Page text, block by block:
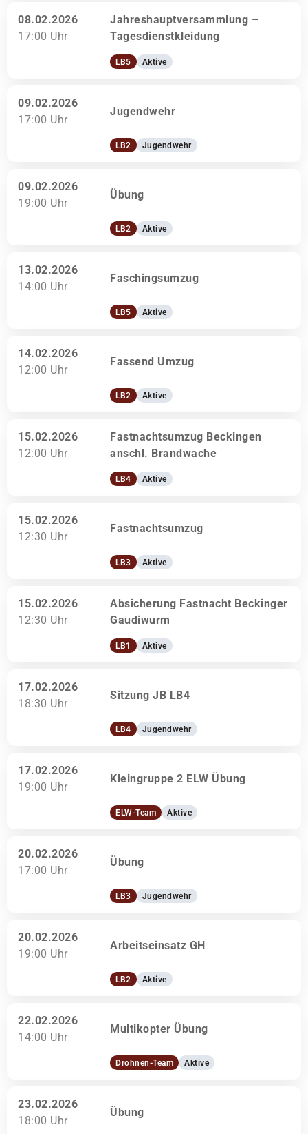
08.02.2026
17:00 Uhr
Jahreshauptversammlung –
Tagesdienstkleidung
LB5 Aktive
09.02.2026
17:00 Uhr
Jugendwehr
LB2 Jugendwehr
09.02.2026
19:00 Uhr
Übung
LB2 Aktive
13.02.2026
14:00 Uhr
Faschingsumzug
LB5 Aktive
14.02.2026
12:00 Uhr
Fassend Umzug
LB2 Aktive
15.02.2026
12:00 Uhr
Fastnachtsumzug Beckingen
anschl. Brandwache
LB4 Aktive
15.02.2026
12:30 Uhr
Fastnachtsumzug
LB3 Aktive
15.02.2026
12:30 Uhr
Absicherung Fastnacht Beckinger
Gaudiwurm
LB1 Aktive
17.02.2026
18:30 Uhr
Sitzung JB LB4
LB4 Jugendwehr
17.02.2026
19:00 Uhr
Kleingruppe 2 ELW Übung
ELW-Team Aktive
20.02.2026
17:00 Uhr
Übung
LB3 Jugendwehr
20.02.2026
19:00 Uhr
Arbeitseinsatz GH
LB2 Aktive
22.02.2026
14:00 Uhr
Multikopter Übung
Drohnen-Team Aktive
23.02.2026
18:00 Uhr
Übung